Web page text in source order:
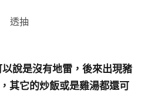
透抽
說是沒有地雷，後來出現豬
其它的炒飯或是雞湯都還可